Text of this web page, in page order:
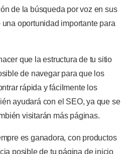
de la búsqueda por voz en sus
oportunidad importante para
que la estructura de tu sitio
de navegar para que los
rápida y fácilmente los
ayudará con el SEO, ya que se
visitarán más páginas.
es ganadora, con productos
posible de tu página de inicio